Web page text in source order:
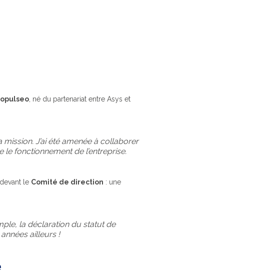
, né du partenariat entre Asys et
J’ai été amenée à collaborer
fonctionnement de l’entreprise.
devant le Comité de direction : une
la déclaration du statut de
ailleurs !